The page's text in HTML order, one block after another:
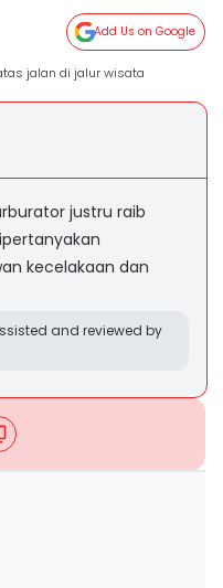
Add Us on Google
jalan di jalur wisata
justru raib
kecelakaan dan
and reviewed by